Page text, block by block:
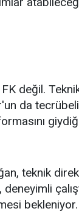
değil.
da tecrübeli
teknik
bekleniyor.